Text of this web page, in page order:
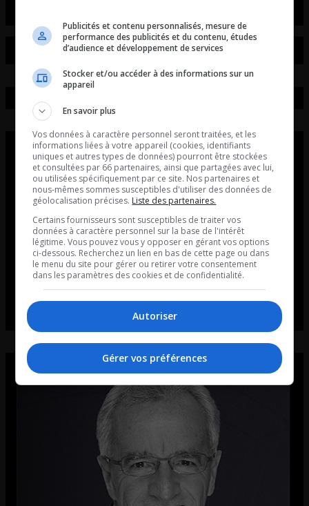
Publicités et contenu personnalisés, mesure de
performance des publicités et du contenu, études
d’audience et développement de services
Stocker et/ou accéder à des informations sur un
appareil
En savoir plus
Vos données à caractère personnel seront traitées, et les
informations liées à votre appareil (cookies, identifiants
uniques et autres types de données) pourront être stockées
et consultées par 66 partenaires, ainsi que partagées avec lui,
ou utilisées spécifiquement par ce site. Nos partenaires et
nous-mêmes sommes susceptibles d'utiliser des données de
géolocalisation précises. Liste des partenaires.
Certains fournisseurs sont susceptibles de traiter vos
données à caractère personnel sur la base de l'intérêt
légitime. Vous pouvez vous y opposer en gérant vos options
ci-dessous. Recherchez un lien en bas de cette page ou dans
le menu du site pour gérer ou retirer votre consentement
dans les paramètres des cookies et de confidentialité.
Autoriser
Gérer vos préférences